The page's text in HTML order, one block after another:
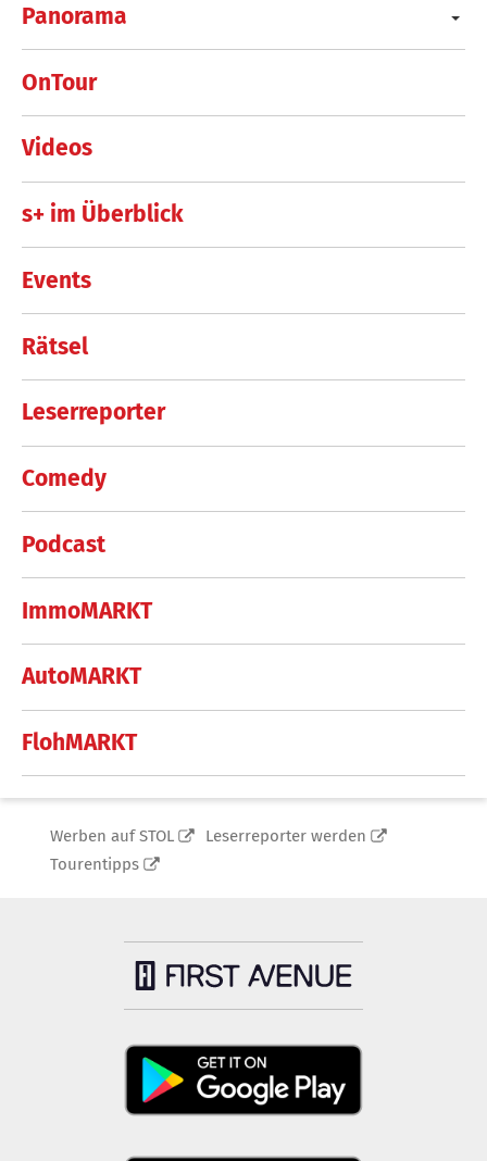
Panorama
OnTour
Videos
s+ im Überblick
Events
Rätsel
Leserreporter
Comedy
Podcast
ImmoMARKT
AutoMARKT
FlohMARKT
Werben auf STOL
Leserreporter werden
Tourentipps